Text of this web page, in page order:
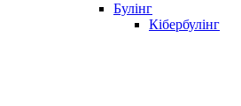
Булінг
Кібербулінг